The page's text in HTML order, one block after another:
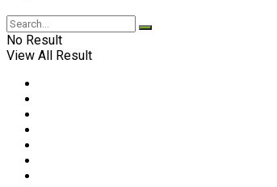
No Result
View All Result